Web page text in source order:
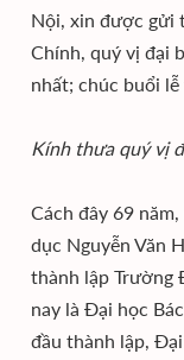
Nội, xin được gửi
Chính, quý vị đại
nhất; chúc buổi
Kính thưa quý vị
Cách đây 69
dục Nguyễn Văn
thành lập Trường
nay là Đại học
đầu thành lập,